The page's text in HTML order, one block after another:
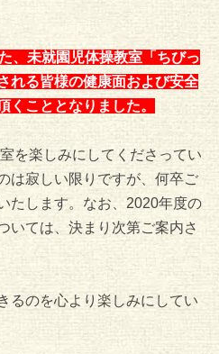
、未就園児体操教室「ちびっ
れる皆様の健康面および安全
くこととなりました。
を楽しみにしてくださってい
は寂しい限りですが、何卒ご
たします。なお、2020年度の
いては、決まり次第ご案内さ
るのを心より楽しみにしてい